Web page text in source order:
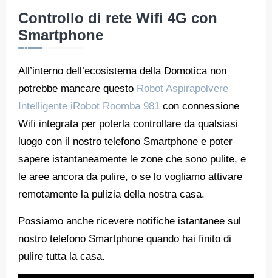
Controllo di rete Wifi 4G con
Smartphone
All’interno dell’ecosistema della Domotica non
potrebbe mancare questo Robot Aspirapolvere
Intelligente iRobot Roomba 981 con connessione
Wifi integrata per poterla controllare da qualsiasi
luogo con il nostro telefono Smartphone e poter
sapere istantaneamente le zone che sono pulite, e
le aree ancora da pulire, o se lo vogliamo attivare
remotamente la pulizia della nostra casa.
Possiamo anche ricevere notifiche istantanee sul
nostro telefono Smartphone quando hai finito di
pulire tutta la casa.